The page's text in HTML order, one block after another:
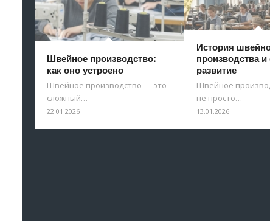
Швейное производство:
как оно устроено
Швейное производство — это
сложный…
22.01.2026
История
производства и
развитие
Швейное
не просто…
13.01.2026